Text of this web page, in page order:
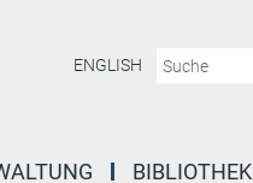
ENGLISH
BIBLIOTHEK